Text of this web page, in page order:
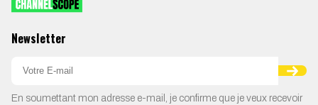
Newsletter
En soumettant mon adresse e-mail, je confirme que je veux recevoir